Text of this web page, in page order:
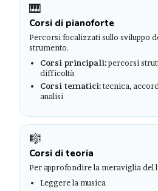
🎹
Corsi di pianoforte
Percorsi focalizzati sullo sviluppo
strumento.
Corsi principali:percorsi
difficoltà
Corsi tematici: tecnica,
analisi
🎼
Corsi di teoria
Per approfondire la meraviglia del
Leggere la musica